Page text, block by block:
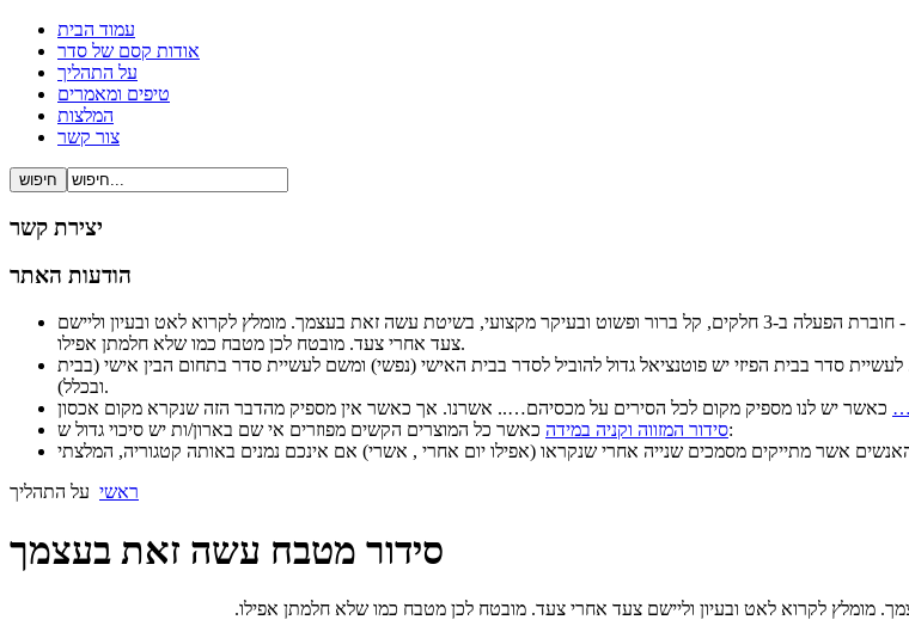
עמוד הבית
אודות קסם של סדר
על התהליך
טיפים ומאמרים
המלצות
צור קשר
יצירת קשר
הודעות האתר
סידור המטבח - חוברת הפעלה ב-3 חלקים, קל ברור ופשוט ובעיקר מקצועי, בשיטת עשה זאת בעצמך. מומלץ לקרוא לאט ובעיון וליישם
צעד אחרי צעד. מובטח לכן מטבח כמו שלא חלמתן אפילו.
לעשיית סדר בבית הפיזי יש פוטנציאל גדול להוביל לסדר בבית האישי (נפשי) ומשם לעשיית סדר בתחום הבין אישי (בבית
ובכלל).
סידור המזווה וקניה במידהכאשר כל המוצרים הקשים מפוזרים אי שם בארון/ות יש סיכוי גדול ש:
ראשי על התהליך
סידור מטבח עשה זאת בעצמך